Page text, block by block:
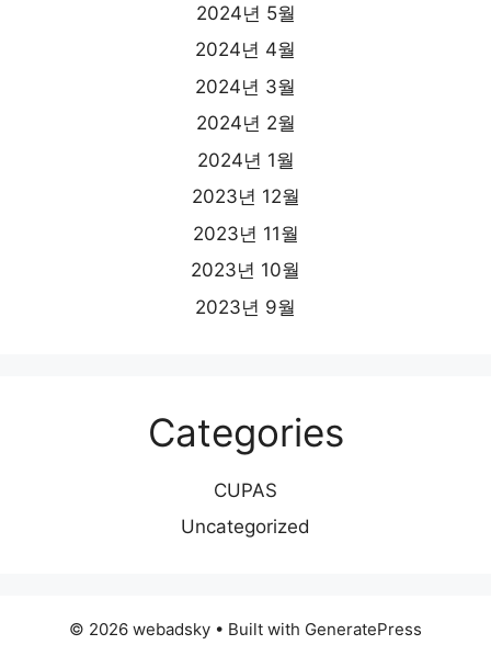
2024년 5월
2024년 4월
2024년 3월
2024년 2월
2024년 1월
2023년 12월
2023년 11월
2023년 10월
2023년 9월
Categories
CUPAS
Uncategorized
© 2026 webadsky • Built with GeneratePress